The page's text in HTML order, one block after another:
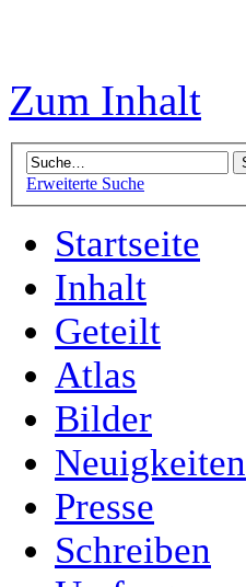
Zum Inhalt
Erweiterte Suche
Startseite
Inhalt
Geteilt
Atlas
Bilder
Neuigkeiten
Presse
Schreiben